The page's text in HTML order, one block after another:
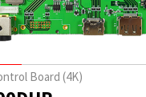
Board (4K)